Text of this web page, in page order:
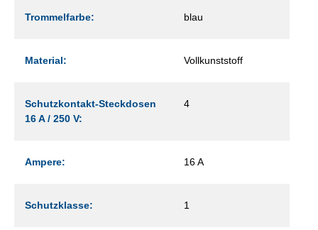
Trommelfarbe: blau
Material: Vollkunststoff
Schutzkontakt-Steckdosen
16 A / 250 V:
4
Ampere: 16 A
Schutzklasse: 1